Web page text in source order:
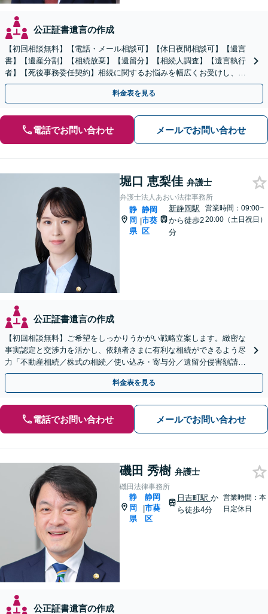
公正証書遺言の作成
【初回相談無料】【電話・メール相談可】【休日夜間相談可】【遺言
書】【遺産分割】【相続放棄】【遺留分】【相続人調査】【遺言執行
者】【死後事務委任契約】相続に関するお悩みを幅広くお受けし、納
得できる相続の実現を目指します
料金表を見る
電話でお問い合わせ メールでお問い合わせ
堀口 恵梨佳 弁護士
弁護士法人あおい法律事務所
静
岡
県
|
静岡
市葵
区
新静岡駅
から徒歩2
分
営業時間：09:00~
20:00（土日祝日）
公正証書遺言の作成
【初回相談無料】ご希望をしっかりうかがい戦略立案します。緻密な
事実認定と交渉力を活かし、依頼者さまに有利な相続ができるよう尽
力「不動産相続／株式の相続／使い込み・寄与分／遺留分侵害額請求
／相続放棄／生前贈与／事業承継」【休日・夜間相談可】
料金表を見る
電話でお問い合わせ メールでお問い合わせ
磯田 秀樹 弁護士
磯田法律事務所
静
岡
県
|
静岡
市葵
区
日吉町駅 か
ら徒歩4分
営業時間：本
日定休日
公正証書遺言の作成